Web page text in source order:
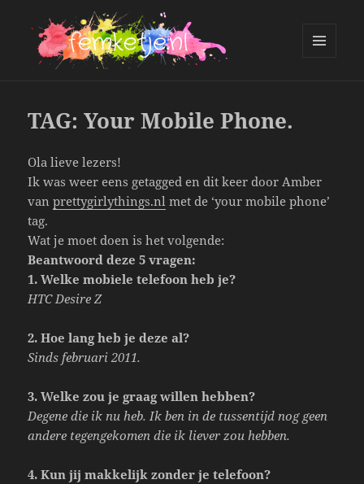
TAG: Your Mobile Phone.
Ola lieve lezers!
Ik was weer eens getagged en dit keer door Amber
vanprettygirlythings.nl met de ‘your mobile phone’
tag.
Wat je moet doen is het volgende:
Beantwoord deze 5 vragen:
1. Welke mobiele telefoon heb je?
HTC Desire Z
2. Hoe lang heb je deze al?
Sinds februari 2011.
3. Welke zou je graag willen hebben?
Degene die ik nu heb. Ik ben in de tussentijd nog geen
andere tegengekomen die ik liever zou hebben.
4. Kun jij makkelijk zonder je telefoon?